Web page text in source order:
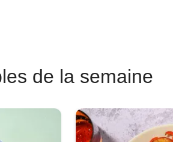
de la semaine